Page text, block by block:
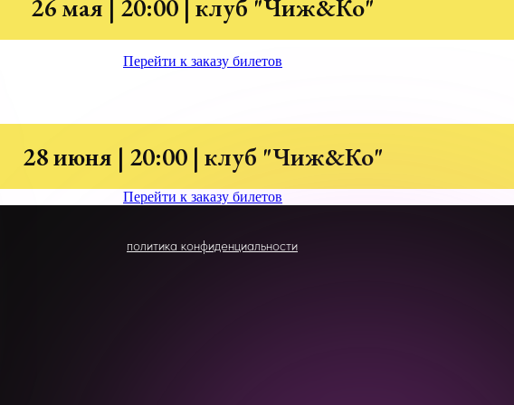
26 мая | 20:00 | клуб "Чиж&Ко"
Перейти к заказу билетов
28 июня | 20:00 | клуб "Чиж&Ко"
Перейти к заказу билетов
политика конфиденциальности